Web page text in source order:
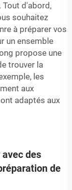
Tout d'abord,
souhaitez
à préparer vos
un ensemble
propose une
trouver la
les
aux
adaptés aux
des
de